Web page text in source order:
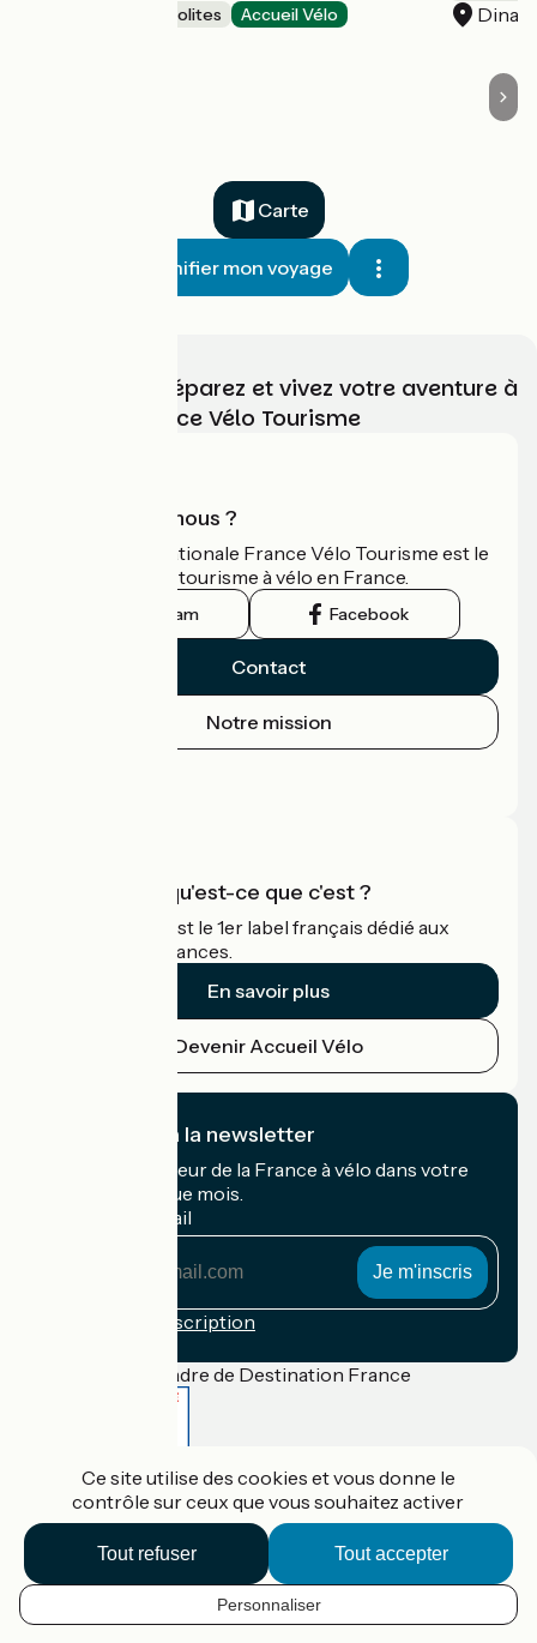
FR
Hébergements insolites Accueil Vélo Dinan
Carte
Planifier mon voyage
Choisissez, préparez et vivez votre aventure à
vélo avec France Vélo Tourisme
Qui sommes-nous ?
L'association nationale France Vélo Tourisme est le
guide officiel du tourisme à vélo en France.
Instagram Facebook
Contact
Notre mission
Accueil Vélo qu'est-ce que c'est ?
Accueil Vélo c'est le 1er label français dédié aux
cyclistes en vacances.
En savoir plus
Devenir Accueil Vélo
Je m'abonne à la newsletter
Recevez le meilleur de la France à vélo dans votre
boîte mail chaque mois.
Mon adresse mail
Conditions d'inscription
Financé dans le cadre de Destination France
Accueil Vélo Pro
Contact
Mentions légales
Confidentialité
Contact
Réalisation :
et France Vélo Tourisme
Ce site utilise des cookies et vous donne le
contrôle sur ceux que vous souhaitez activer
Tout accepter
Tout refuser
Personnaliser